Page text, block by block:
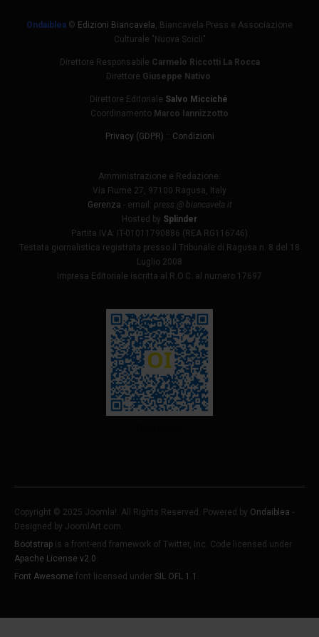
Ondaiblea © Edizioni Biancavela, Biancavela Press e Associazione
Culturale "Nuova Scicli"
Direttore Responsabile Carmelo Riccotti La Rocca
Direttore Giuseppe Nativo
Direttore Editoriale Salvo Micciché
Coordinamento Marco Iannizzotto
Privacy (GDPR) :: Condizioni
Amministrazione e Redazione:
Via Fiume 27, 97100 Ragusa, Italy
Gerenza - email: press @ biancavela.it
Hosted by Splinder
Partita IVA: IT-01011790886 (REA RG116746)
Testata giornalistica registrata presso il Tribunale di Ragusa n. 8 del 18
Luglio 2008
Impresa Editoriale iscritta al R.O.C. al numero 17697
Copyright © 2025 Joomla!. All Rights Reserved. Powered by Ondaiblea -
Designed by JoomlArt.com.
Bootstrap is a front-end framework of Twitter, Inc. Code licensed under
Apache License v2.0.
Font Awesome font licensed under SIL OFL 1.1 .